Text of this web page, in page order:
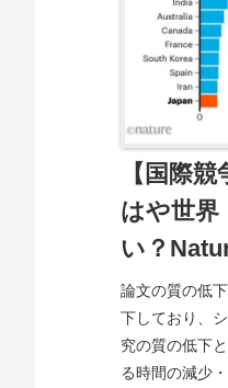
【国際
はや世
い？
掲載
論文の質の低
下しており、
究の質の低下
る時間の減少